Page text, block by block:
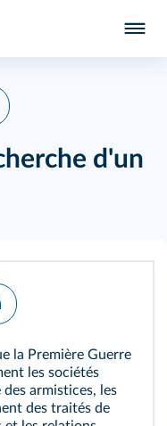
d'un
la Première Guerre
les sociétés
armistices, les
des traités de